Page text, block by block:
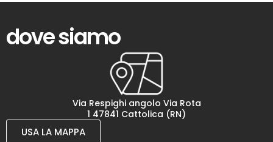
dove siamo
Via Respighi angolo Via Rota
1 47841 Cattolica (RN)
USA LA MAPPA